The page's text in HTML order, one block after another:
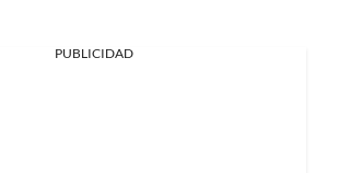
PUBLICIDAD